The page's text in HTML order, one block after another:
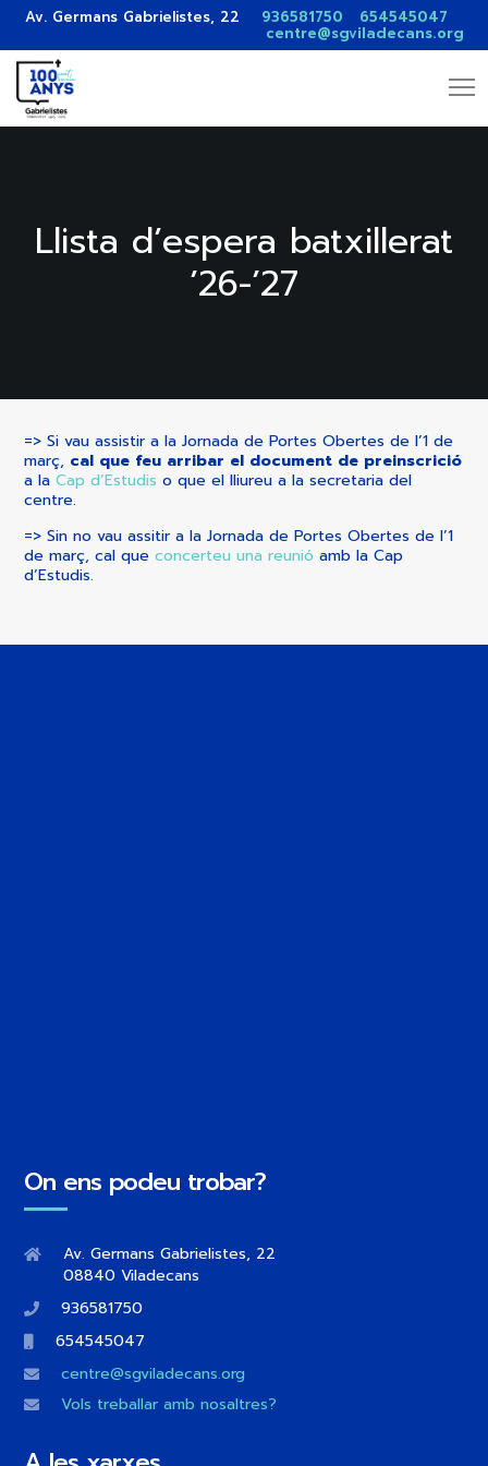
Av. Germans Gabrielistes, 22 936581750 654545047
centre@sgviladecans.org
Llista d’espera batxillerat
’26-’27
=> Si vau assistir a la Jornada de Portes Obertes de l’1 de
març, cal que feu arribar el document de preinscrició
a laCap d’Estudis o que el lliureu a la secretaria del
centre.
=> Sin no vau assitir a la Jornada de Portes Obertes de l’1
de març, cal queconcerteu una reunió amb la Cap
d’Estudis.
On ens podeu trobar?
Av. Germans Gabrielistes, 22
08840 Viladecans
936581750
654545047
centre@sgviladecans.org
Vols treballar amb nosaltres?